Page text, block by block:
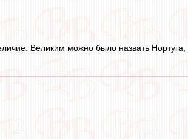
Великим можно было назвать